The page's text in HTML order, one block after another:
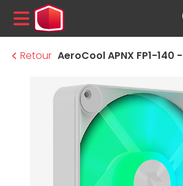
MENU
Retour AeroCool APNX FP1-140